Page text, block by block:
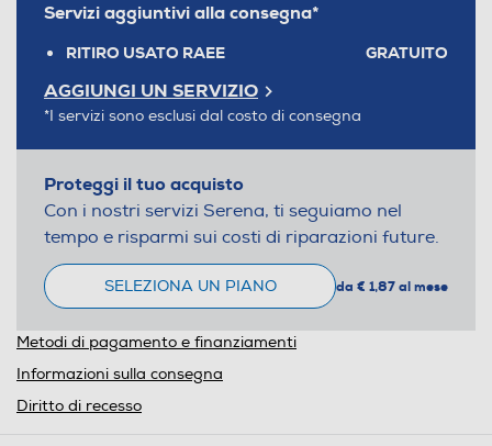
Servizi aggiuntivi alla consegna*
RITIRO USATO RAEE GRATUITO
AGGIUNGI UN SERVIZIO
*I servizi sono esclusi dal costo di consegna
Proteggi il tuo acquisto
Con i nostri servizi Serena, ti seguiamo nel
tempo e risparmi sui costi di riparazioni future.
SELEZIONA UN PIANO da € 1,87 al mese
Metodi di pagamento e finanziamenti
Informazioni sulla consegna
Diritto di recesso